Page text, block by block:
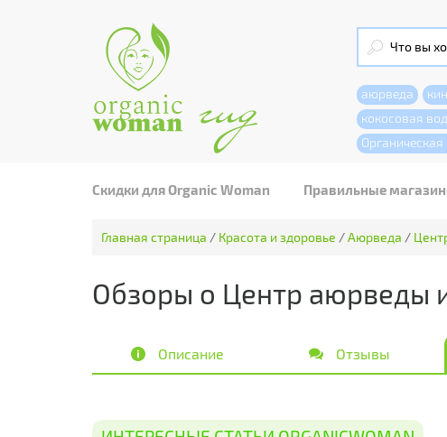
аюрведа
кокосовая
Скидки для Organic Woman Правильные
Главная страница / Красота и здоровье /Аюрведа /
Обзоры о Центр аюрведы
Описание Отзывы